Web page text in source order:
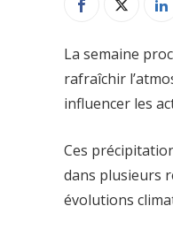
La semaine
rafraîchir
influencer les
Ces
dans plusieurs
évolutions